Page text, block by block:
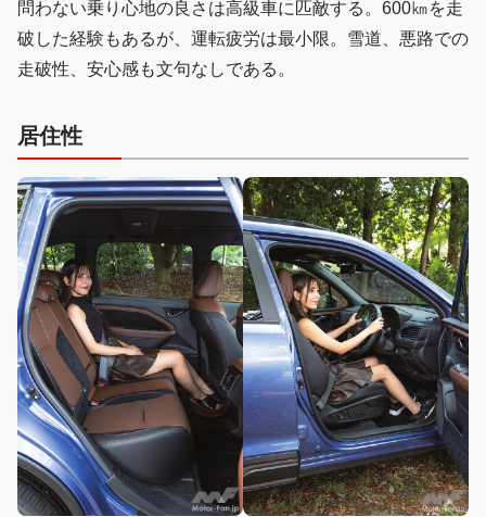
問わない乗り心地の良さは高級車に匹敵する。600㎞を走
破した経験もあるが、運転疲労は最小限。雪道、悪路での
走破性、安心感も文句なしである。
居住性